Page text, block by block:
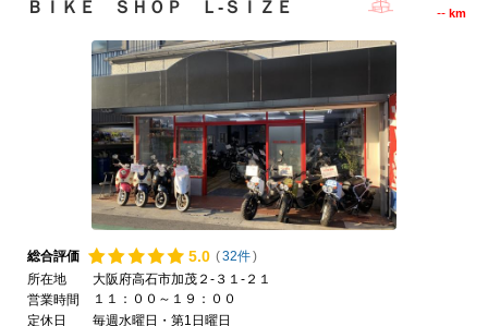
ＢＩＫＥ ＳＨＯＰ Ｌ-ＳＩＺＥ -- km
総合評価 5.0 (32件)
所在地
大阪府高石市加茂２-３１-２１
営業時間
１１：００～１９：００
定休日
毎週水曜日・第1日曜日